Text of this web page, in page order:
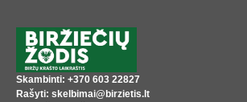
Skambinti: +370 603 22827
Rašyti: skelbimai@birzietis.lt